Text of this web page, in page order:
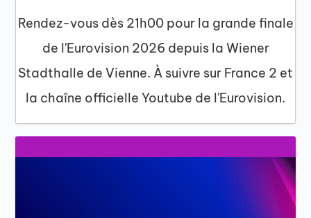
Rendez-vous dès 21h00 pour la grande finale
de l'Eurovision 2026 depuis la Wiener
Stadthalle de Vienne. À suivre sur France 2 et
la chaîne officielle Youtube de l'Eurovision.